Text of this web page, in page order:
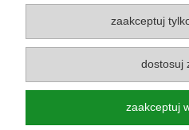
jest czynna od
-
zaakceptuj
dostosuj
zaakceptuj